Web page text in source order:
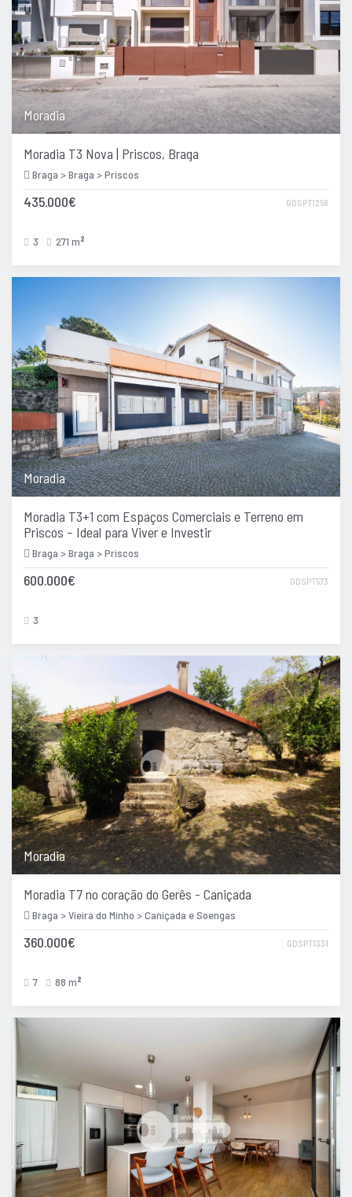
Moradia
Moradia T3 Nova | Priscos, Braga
Braga > Braga > Priscos
GDSPT1258
435.000€
3 271 m 2
Moradia
Moradia T3+1 com Espaços Comerciais e Terreno em
Priscos – Ideal para Viver e Investir
Braga > Braga > Priscos
GDSPT573
600.000€
3
Moradia
Moradia T7 no coração do Gerês - Caniçada
Braga > Vieira do Minho > Caniçada e Soengas
GDSPT1331
360.000€
7 88 m 2